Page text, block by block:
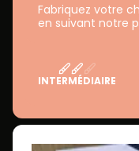
Fabriquez votre
en suivant notre
INTERMÉDIAIRE